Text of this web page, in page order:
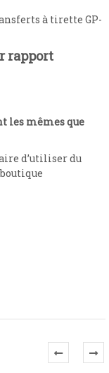
à tirette GP-
rapport
les mêmes que
d’utiliser du